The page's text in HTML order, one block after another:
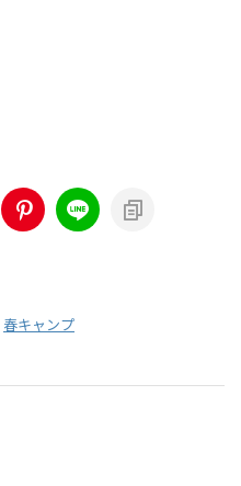
春キャンプ